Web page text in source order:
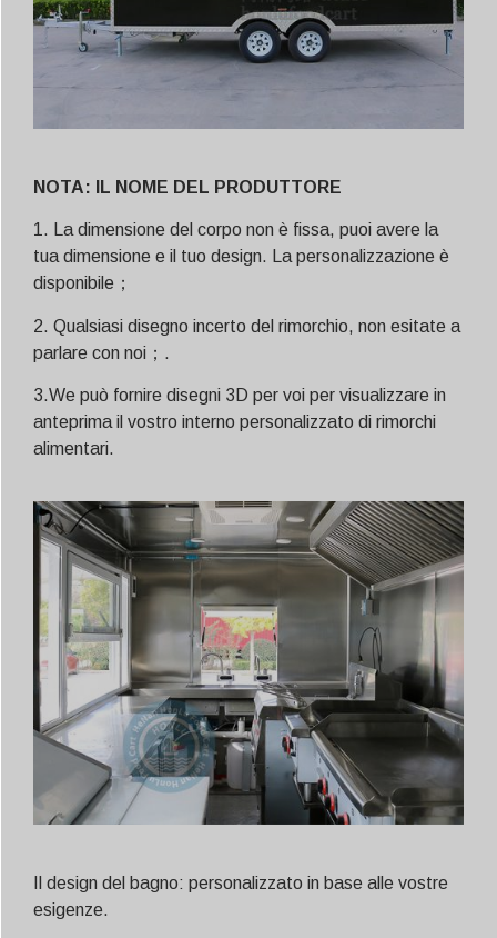
NOTA: IL NOME DEL PRODUTTORE
1. La dimensione del corpo non è fissa, puoi avere la
tua dimensione e il tuo design. La personalizzazione è
disponibile；
2. Qualsiasi disegno incerto del rimorchio, non esitate a
parlare con noi；.
3.We può fornire disegni 3D per voi per visualizzare in
anteprima il vostro interno personalizzato di rimorchi
alimentari.
Il design del bagno: personalizzato in base alle vostre
esigenze.